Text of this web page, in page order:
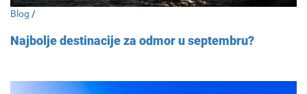
Blog /
Najbolje destinacije za odmor u septembru?